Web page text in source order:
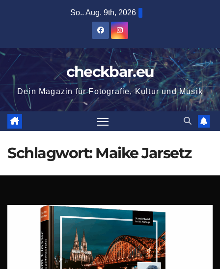
So.. Aug. 9th, 2026
checkbar.eu
Dein Magazin für Fotografie, Kultur und Musik
Schlagwort: Maike Jarsetz